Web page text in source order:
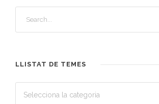
LLISTAT DE TEMES